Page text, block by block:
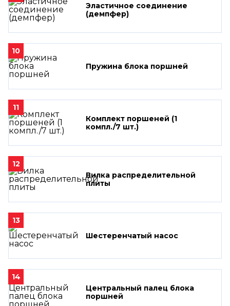
Эластичное соединение
(демпфер)
10
Пружина блока поршней
11
Комплект поршеней (1
компл./7 шт.)
12
Вилка распределительной
плиты
13
Шестеренчатый насос
14
Центральный палец блока
поршней